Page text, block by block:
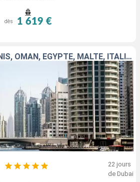
dès 1 619 €
EMIRATS ARABES UNIS, OMAN, EGYPTE, MALTE, ITALIE, FRANCE, ESPAGNE
22 jours
de Dubai